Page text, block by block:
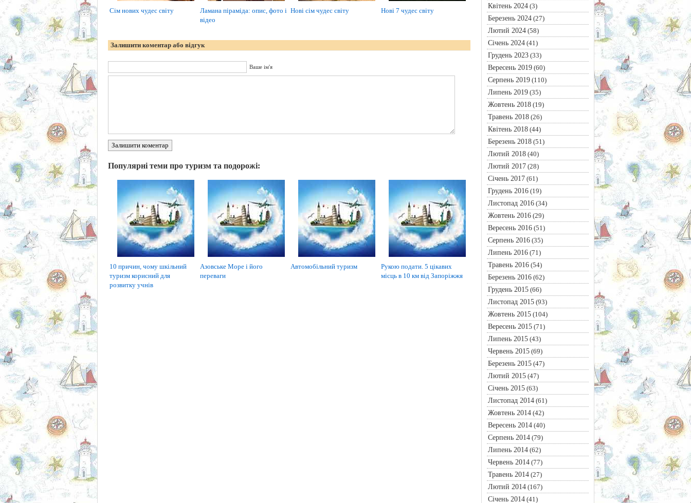
Сім нових чудес світу
Ламана піраміда: опис, фото і
відео
Нові сім чудес світу Нові 7 чудес світу
Залишити коментар або відгук
Ваше ім'я
Залишити коментар
Популярні теми про туризм та подорожі:
10 причин, чому шкільний
туризм корисний для
розвитку учнів
Азовське Море і його
переваги
Автомобільний туризм
Рукою подати. 5 цікавих
місць в 10 км від Запоріжжя
Квітень 2024(3)
Березень 2024(27)
Лютий 2024(58)
Січень 2024(41)
Грудень 2023(33)
Вересень 2019(60)
Серпень 2019(110)
Липень 2019(35)
Жовтень 2018(19)
Травень 2018(26)
Квітень 2018(44)
Березень 2018(51)
Лютий 2018(40)
Лютий 2017(28)
Січень 2017(61)
Грудень 2016(19)
Листопад 2016(34)
Жовтень 2016(29)
Вересень 2016(51)
Серпень 2016(35)
Липень 2016(71)
Травень 2016(54)
Березень 2016(62)
Грудень 2015(66)
Листопад 2015(93)
Жовтень 2015(104)
Вересень 2015(71)
Липень 2015(43)
Червень 2015(69)
Березень 2015(47)
Лютий 2015(47)
Січень 2015(63)
Листопад 2014(61)
Жовтень 2014(42)
Вересень 2014(40)
Серпень 2014(79)
Липень 2014(62)
Червень 2014(77)
Травень 2014(27)
Лютий 2014(167)
Січень 2014(41)